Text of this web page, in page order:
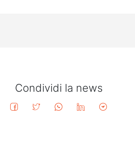
Condividi la news